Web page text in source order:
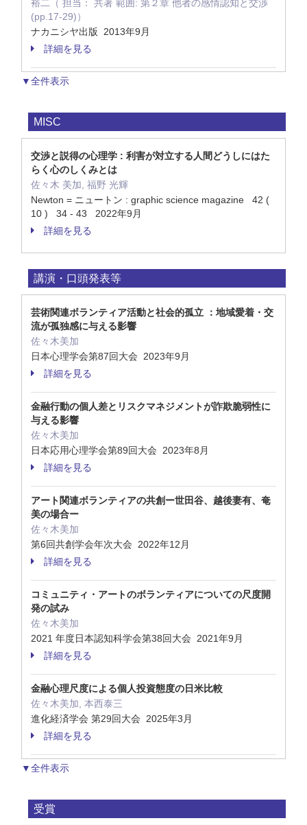
裕二（ 担当： 共著 範囲: 第２章 他者の感情認知と交渉
(pp.17-29)）
ナカニシヤ出版 2013年9月
詳細を見る
▼全件表示
MISC
交渉と説得の心理学 : 利害が対立する人間どうしにはた
らく心のしくみとは
佐々木 美加, 福野 光輝
Newton = ニュートン : graphic science magazine 42 (
10 ) 34 - 43 2022年9月
詳細を見る
講演・口頭発表等
芸術関連ボランティア活動と社会的孤立 ：地域愛着・交
流が孤独感に与える影響
佐々木美加
日本心理学会第87回大会 2023年9月
詳細を見る
金融行動の個人差とリスクマネジメントが詐欺脆弱性に
与える影響
佐々木美加
日本応用心理学会第89回大会 2023年8月
詳細を見る
アート関連ボランティアの共創ー世田谷、越後妻有、奄
美の場合ー
佐々木美加
第6回共創学会年次大会 2022年12月
詳細を見る
コミュニティ・アートのボランティアについての尺度開
発の試み
佐々木美加
2021 年度日本認知科学会第38回大会 2021年9月
詳細を見る
金融心理尺度による個人投資態度の日米比較
佐々木美加, 本西泰三
進化経済学会 第29回大会 2025年3月
詳細を見る
▼全件表示
受賞